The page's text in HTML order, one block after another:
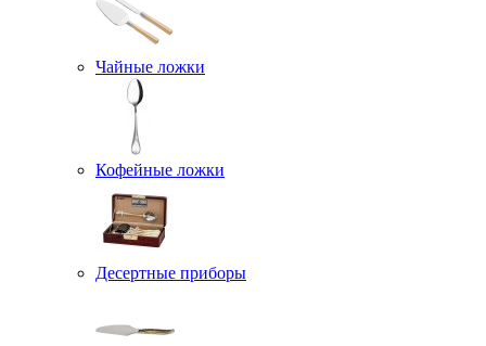
Чайные ложки
Кофейные ложки
Десертные приборы